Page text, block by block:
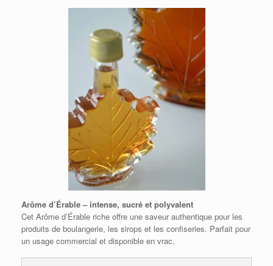
Arôme d’Érable – intense, sucré et polyvalent
Cet Arôme d’Érable riche offre une saveur authentique pour les
produits de boulangerie, les sirops et les confiseries. Parfait pour
un usage commercial et disponible en vrac.